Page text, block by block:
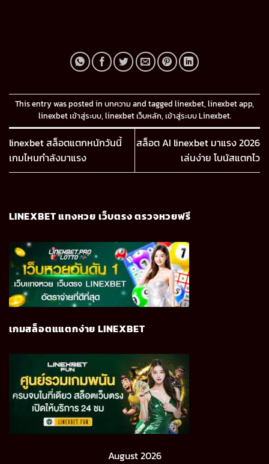
This entry was posted in บทความ and tagged linexbet, linexbet app,
linexbet เข้าสู่ระบบ, linexbet เว็บหลัก, เข้าสู่ระบบ Linexbet.
linexbet สล็อตแตกหนักวันนี้
เกมไหนกำลังมาแรง
สล็อต AI linexbet มาแรง 2026
เล่นง่าย โบนัสแตกไว
LINEXBET แทงหวย เว็บตรง ตรวจหวยฟรี
เกมสล็อตแแตกง่าย LINEXBET
August 2026